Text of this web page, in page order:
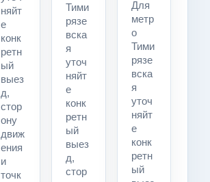
няйт
е
конк
ретн
ый
выез
д,
стор
ону
движ
ения
и
точк
Тими
рязе
вска
я
уточ
няйт
е
конк
ретн
ый
выез
д,
стор
Для
метр
о
Тими
рязе
вска
я
уточ
няйт
е
конк
ретн
ый